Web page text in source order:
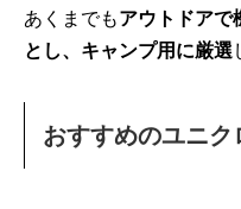
あくまでもアウトドアで
とし、キャンプ用に厳選
おすすめのユニク